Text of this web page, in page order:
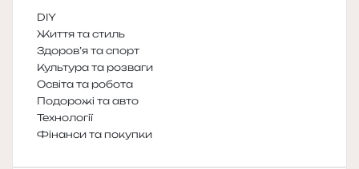
DIY
Життя та стиль
Здоров’я та спорт
Культура та розваги
Освіта та робота
Подорожі та авто
Технології
Фінанси та покупки